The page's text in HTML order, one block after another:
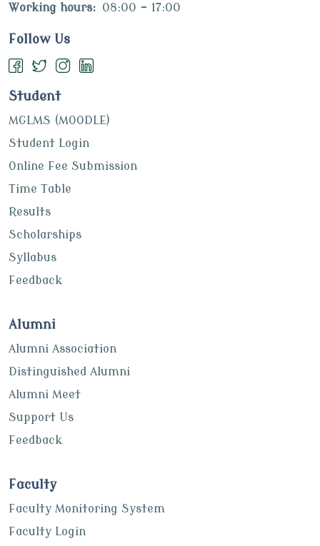
Working hours: 08:00 - 17:00
Follow Us
Student
MGLMS (MOODLE)
Student Login
Online Fee Submission
Time Table
Results
Scholarships
Syllabus
Feedback
Alumni
Alumni Association
Distinguished Alumni
Alumni Meet
Support Us
Feedback
Faculty
Faculty Monitoring System
Faculty Login